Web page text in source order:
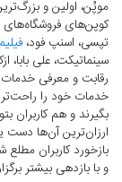
موپُن، اولین و
کوپن‌های فروشگاه‌های
تپسی، اسنپ فود،
سینماتیکت، علی
رقابت و معرفی خدمات
خدمات خود را راحت‌تر
بگیرند و هم کاربران
ارزان‌ترین آن‌ها دست‌
بازخورد کاربران
و با بازدهی بیشتر